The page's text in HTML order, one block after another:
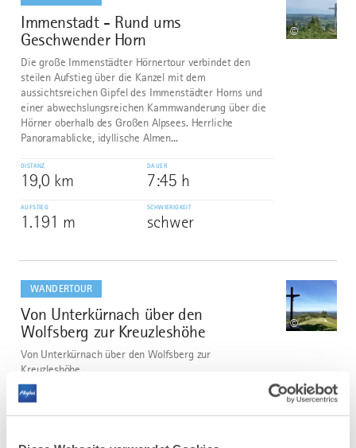
2
Immenstadt - Rund ums
Geschwender Horn
©
Die große Immenstädter Hörnertour verbindet den
steilen Aufstieg über die Kanzel mit dem
aussichtsreichen Gipfel des Immenstädter Horns und
einer abwechslungsreichen Kammwanderung über die
Hörner oberhalb des Großen Alpsees. Herrliche
Panoramablicke, idyllische Almen...
DISTANZ
19,0 km
DAUER
7:45 h
AUFSTIEG
1.191 m
SCHWIERIGKEIT
schwer
WANDERTOUR
3
Von Unterkürnach über den
Wolfsberg zur Kreuzleshöhe
©
Von Unterkürnach über den Wolfsberg zur
Kreuzleshöhe
DISTANZ
10,5 km 3:30 h
dazu